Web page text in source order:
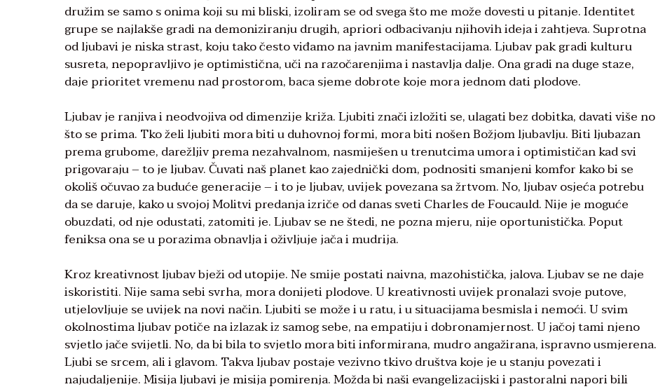
družim se samo s onima koji su mi bliski, izoliram se od svega što me može dovesti u pitanje. Identitet
grupe se najlakše gradi na demoniziranju drugih, apriori odbacivanju njihovih ideja i zahtjeva. Suprotna
od ljubavi je niska strast, koju tako često viđamo na javnim manifestacijama. Ljubav pak gradi kulturu
susreta, nepopravljivo je optimistična, uči na razočarenjima i nastavlja dalje. Ona gradi na duge staze,
daje prioritet vremenu nad prostorom, baca sjeme dobrote koje mora jednom dati plodove.
Ljubav je ranjiva i neodvojiva od dimenzije križa. Ljubiti znači izložiti se, ulagati bez dobitka, davati više no
što se prima. Tko želi ljubiti mora biti u duhovnoj formi, mora biti nošen Božjom ljubavlju. Biti ljubazan
prema grubome, darežljiv prema nezahvalnom, nasmiješen u trenutcima umora i optimističan kad svi
prigovaraju – to je ljubav. Čuvati naš planet kao zajednički dom, podnositi smanjeni komfor kako bi se
okoliš očuvao za buduće generacije – i to je ljubav, uvijek povezana sa žrtvom. No, ljubav osjeća potrebu
da se daruje, kako u svojoj Molitvi predanja izriče od danas sveti Charles de Foucauld. Nije je moguće
obuzdati, od nje odustati, zatomiti je. Ljubav se ne štedi, ne pozna mjeru, nije oportunistička. Poput
feniksa ona se u porazima obnavlja i oživljuje jača i mudrija.
Kroz kreativnost ljubav bježi od utopije. Ne smije postati naivna, mazohistička, jalova. Ljubav se ne daje
iskoristiti. Nije sama sebi svrha, mora donijeti plodove. U kreativnosti uvijek pronalazi svoje putove,
utjelovljuje se uvijek na novi način. Ljubiti se može i u ratu, i u situacijama besmisla i nemoći. U svim
okolnostima ljubav potiče na izlazak iz samog sebe, na empatiju i dobronamjernost. U jačoj tami njeno
svjetlo jače svijetli. No, da bi bila to svjetlo mora biti informirana, mudro angažirana, ispravno usmjerena.
Ljubi se srcem, ali i glavom. Takva ljubav postaje vezivno tkivo društva koje je u stanju povezati i
najudaljenije. Misija ljubavi je misija pomirenja. Možda bi naši evangelizacijski i pastoralni napori bili